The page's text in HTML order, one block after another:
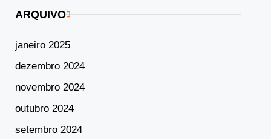
ARQUIVO
janeiro 2025
dezembro 2024
novembro 2024
outubro 2024
setembro 2024